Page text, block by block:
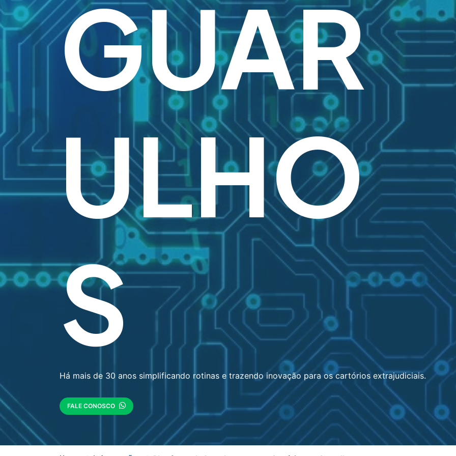
GUAR
ULHO
S
Há mais de 30 anos simplificando rotinas e trazendo inovação para os cartórios extrajudiciais.
FALE CONOSCO